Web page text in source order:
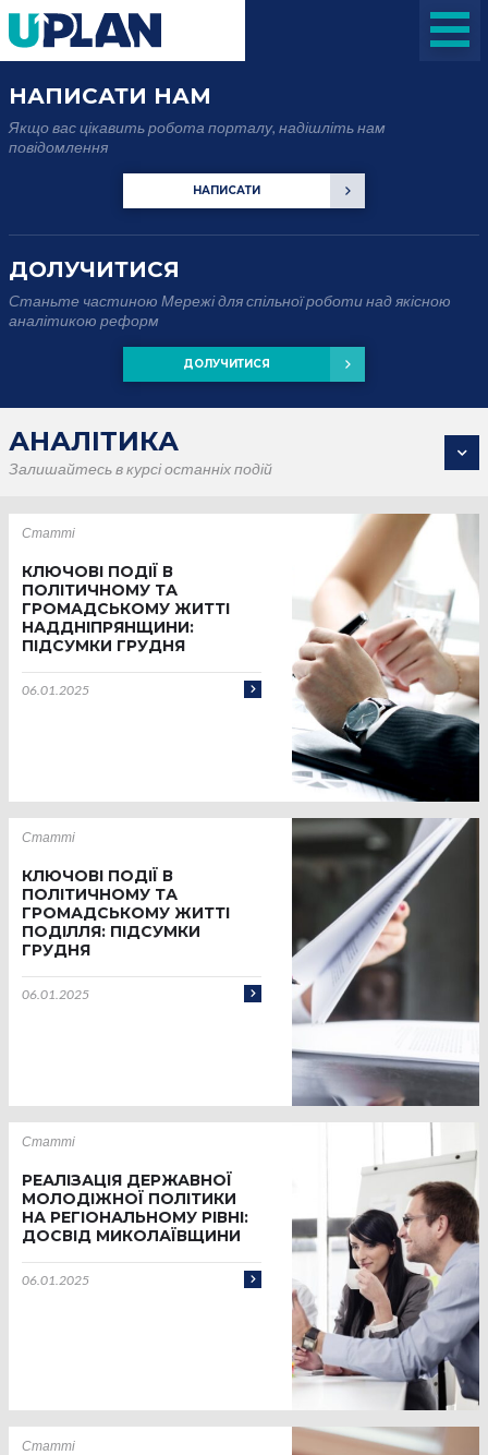
НАПИСАТИ НАМ
Якщо вас цікавить робота порталу, надішліть нам
повідомлення
НАПИСАТИ
ДОЛУЧИТИСЯ
Станьте частиною Мережі для спільної роботи над якісною
аналітикою реформ
ДОЛУЧИТИСЯ
АНАЛІТИКА
Залишайтесь в курсі останніх подій
Статті
КЛЮЧОВІ ПОДІЇ В
ПОЛІТИЧНОМУ ТА
ГРОМАДСЬКОМУ ЖИТТІ
НАДДНІПРЯНЩИНИ:
ПІДСУМКИ ГРУДНЯ
06.01.2025
Статті
КЛЮЧОВІ ПОДІЇ В
ПОЛІТИЧНОМУ ТА
ГРОМАДСЬКОМУ ЖИТТІ
ПОДІЛЛЯ: ПІДСУМКИ
ГРУДНЯ
06.01.2025
Статті
РЕАЛІЗАЦІЯ ДЕРЖАВНОЇ
МОЛОДІЖНОЇ ПОЛІТИКИ
НА РЕГІОНАЛЬНОМУ РІВНІ:
ДОСВІД МИКОЛАЇВЩИНИ
06.01.2025
Статті